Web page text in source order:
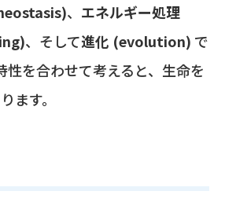
、 エネルギー処理
、そして進化 (evolution) で
性を合わせて考えると、生命を
ます。